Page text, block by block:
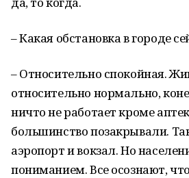
– Какая обстановка в городе
– Относительно спокойная.
относительно нормально,
ничто не работает кроме
большинство позакрывали.
аэропорт и вокзал. Но
пониманием. Все осознают,